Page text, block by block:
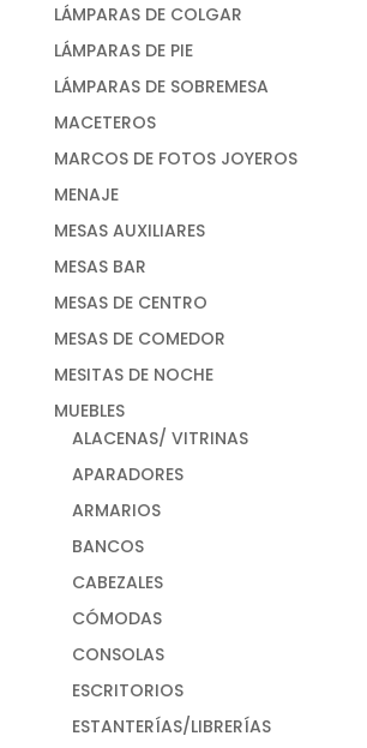
LÁMPARAS DE COLGAR
LÁMPARAS DE PIE
LÁMPARAS DE SOBREMESA
MACETEROS
MARCOS DE FOTOS JOYEROS
MENAJE
MESAS AUXILIARES
MESAS BAR
MESAS DE CENTRO
MESAS DE COMEDOR
MESITAS DE NOCHE
MUEBLES
ALACENAS/ VITRINAS
APARADORES
ARMARIOS
BANCOS
CABEZALES
CÓMODAS
CONSOLAS
ESCRITORIOS
ESTANTERÍAS/LIBRERÍAS